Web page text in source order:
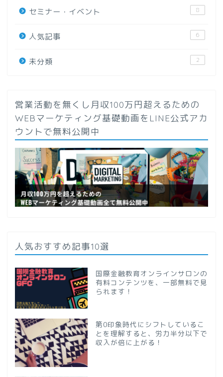
セミナー・イベント 8
人気記事 6
未分類 2
営業活動を無くし月収100万円超えるための
WEBマーケティング基礎動画をLINE公式アカ
ウントで無料公開中
人気おすすめ記事10選
国際金融教育オンラインサロンの
有料コンテンツを、一部無料で見
られます！
第0印象時代にシフトしているこ
とを理解すると、労力半分以下で
収入が倍に上がる！